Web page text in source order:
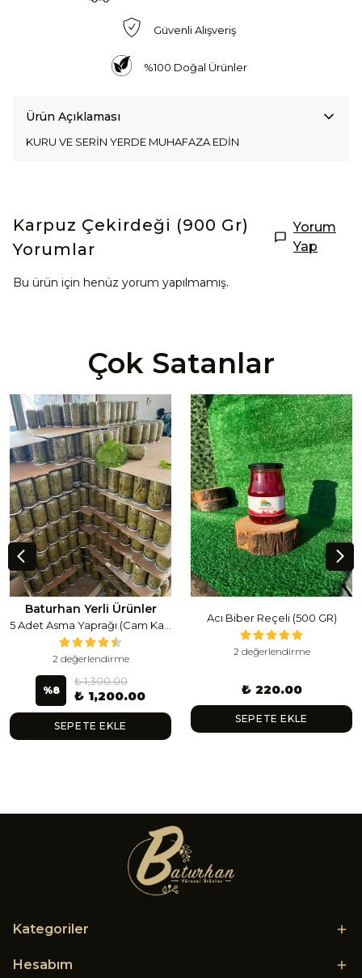
Güvenli Alışveriş
%100 Doğal Ürünler
Ürün Açıklaması
KURU VE SERİN YERDE MUHAFAZA EDİN
Karpuz Çekirdeği (900 Gr)
Yorumlar
Yorum
Yap
Bu ürün için henüz yorum yapılmamış.
Çok Satanlar
Baturhan Yerli Ürünler
2 değerlendirme
%8
₺ 1,300.00
₺ 1,200.00
SEPETE EKLE
Acı Biber Reçeli (500 GR)
2 değerlendirme
₺ 220.00
SEPETE EKLE
Kategoriler
Hesabım